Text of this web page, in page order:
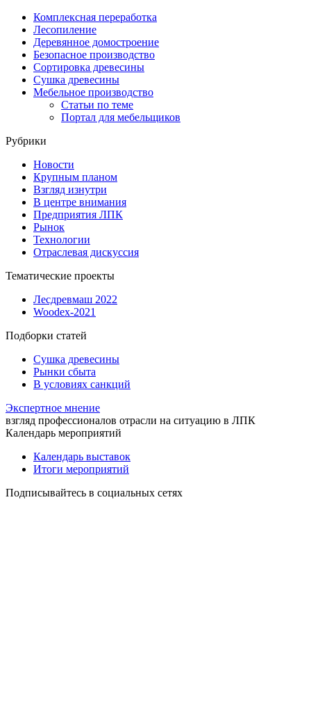
Комплексная переработка
Лесопиление
Деревянное домостроение
Безопасное производство
Сортировка древесины
Сушка древесины
Мебельное производство
Статьи по теме
Портал для мебельщиков
Рубрики
Новости
Крупным планом
Взгляд изнутри
В центре внимания
Предприятия ЛПК
Рынок
Технологии
Отраслевая дискуссия
Тематические проекты
Лесдревмаш 2022
Woodex-2021
Подборки статей
Сушка древесины
Рынки сбыта
В условиях санкций
Экспертное мнение
взгляд профессионалов отрасли на ситуацию в ЛПК
Календарь мероприятий
Календарь выставок
Итоги мероприятий
Подписывайтесь в социальных сетях